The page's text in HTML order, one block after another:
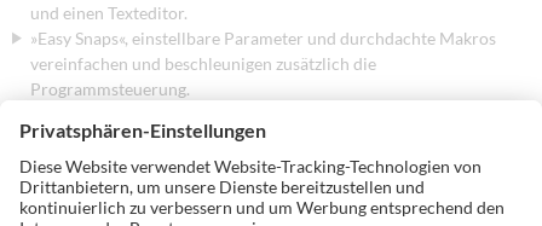
und einen Texteditor.
»Easy Snaps«, einstellbare Parameter und durchdachte Makros
vereinfachen und beschleunigen zusätzlich die
Programmsteuerung.
Werkzeuge, Bohrköpfe und Wege werden dabei
werkstückübergreifend automatisch optimiert und die
Bearbeitungszeiten berechnet.
Die Werkzeugverwaltung MT-Manager erlaubt graphisch